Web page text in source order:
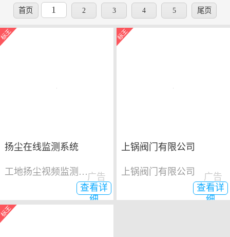
首页 1 2 3 4 5 尾页
扬尘在线监测系统
工地扬尘视频监测系统
查看详
细
广告
上锅阀门有限公司
上锅阀门有限公司
查看详
细
广告